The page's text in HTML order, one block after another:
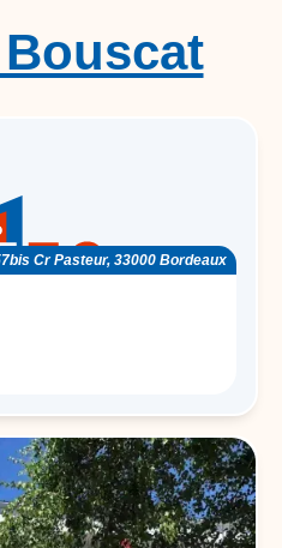
Cr Pasteur, 33000 Bordeaux